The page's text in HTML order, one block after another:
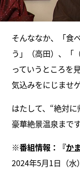
そんななか、「食
う」（高田）、「
っていうところを
気込みをにじませ
はたして、“絶対に
豪華絶景温泉まで
※番組情報：『か
2024年5月1日（水